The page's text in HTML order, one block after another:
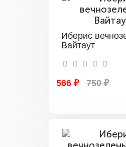
Иберис
Вайтаут
566 ₽ 750 ₽